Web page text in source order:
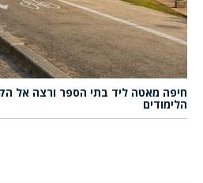
חיפה מאטה ליד בתי הספר ורצה אל
הלימודים